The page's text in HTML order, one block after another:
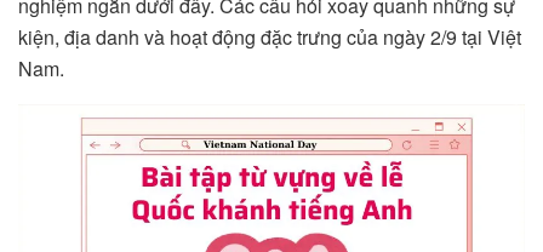
kiện, địa danh và hoạt động đặc trưng của ngày 2/9 tại Việt
Nam.